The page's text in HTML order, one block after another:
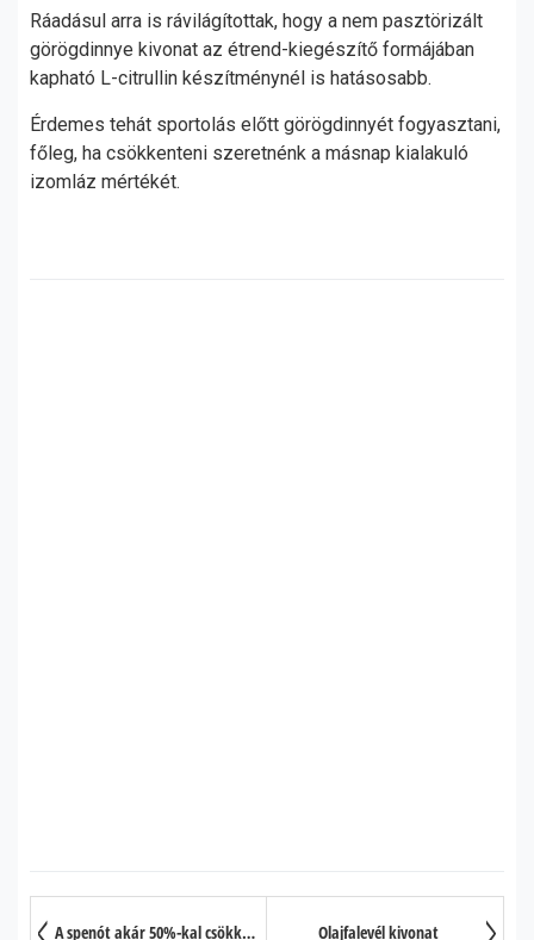
Ráadásul arra is rávilágítottak, hogy a nem pasztörizált
görögdinnye kivonat az étrend-kiegészítő formájában
kapható L-citrullin készítménynél is hatásosabb.
Érdemes tehát sportolás előtt görögdinnyét fogyasztani,
főleg, ha csökkenteni szeretnénk a másnap kialakuló
izomláz mértékét.
A spenót akár 50%-kal csökkentheti a vastagbélrák kockázatát? Olajfalevél kivonat